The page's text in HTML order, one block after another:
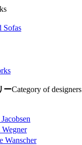
Sofas
ーCategory of designers
Wegner
Wanscher